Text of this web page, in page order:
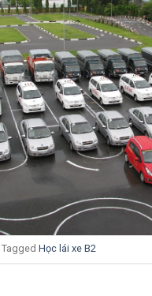
Tagged Học lái xe B2